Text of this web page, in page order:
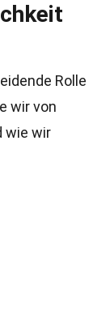
Rolle
wir von
wie wir